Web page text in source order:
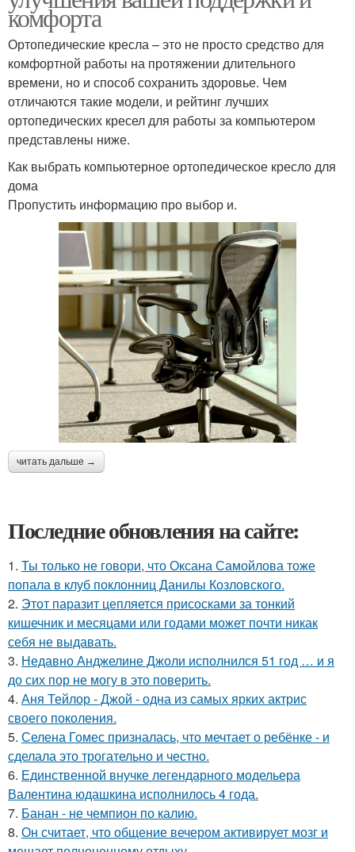
комфорта
Ортопедические кресла – это не просто средство для
комфортной работы на протяжении длительного
времени, но и способ сохранить здоровье. Чем
отличаются такие модели, и рейтинг лучших
ортопедических кресел для работы за компьютером
представлены ниже.
Как выбрать компьютерное ортопедическое кресло для
дома
Пропустить информацию про выбор и.
читать дальше →
Последние обновления на сайте:
1. Ты только не говори, что Оксана Самойлова тоже
попала в клуб поклонниц Данилы Козловского.
2. Этот паразит цепляется присосками за тонкий
кишечник и месяцами или годами может почти никак
себя не выдавать.
3. Недавно Анджелине Джоли исполнился 51 год … и я
до сих пор не могу в это поверить.
4. Аня Тейлор - Джой - одна из самых ярких актрис
своего поколения.
5. Селена Гомес призналась, что мечтает о ребёнке - и
сделала это трогательно и честно.
6. Единственной внучке легендарного модельера
Валентина юдашкина исполнилось 4 года.
7. Банан - не чемпион по калию.
8. Он считает, что общение вечером активирует мозг и